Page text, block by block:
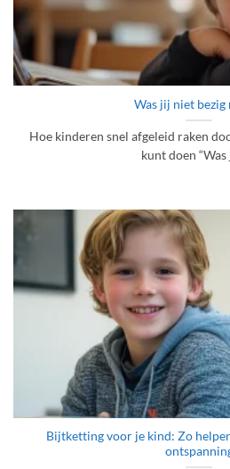
Was jij niet bezig
Hoe kinderen snel afgeleid raken
kunt doen “Was
Bijtketting voor je kind: Zo